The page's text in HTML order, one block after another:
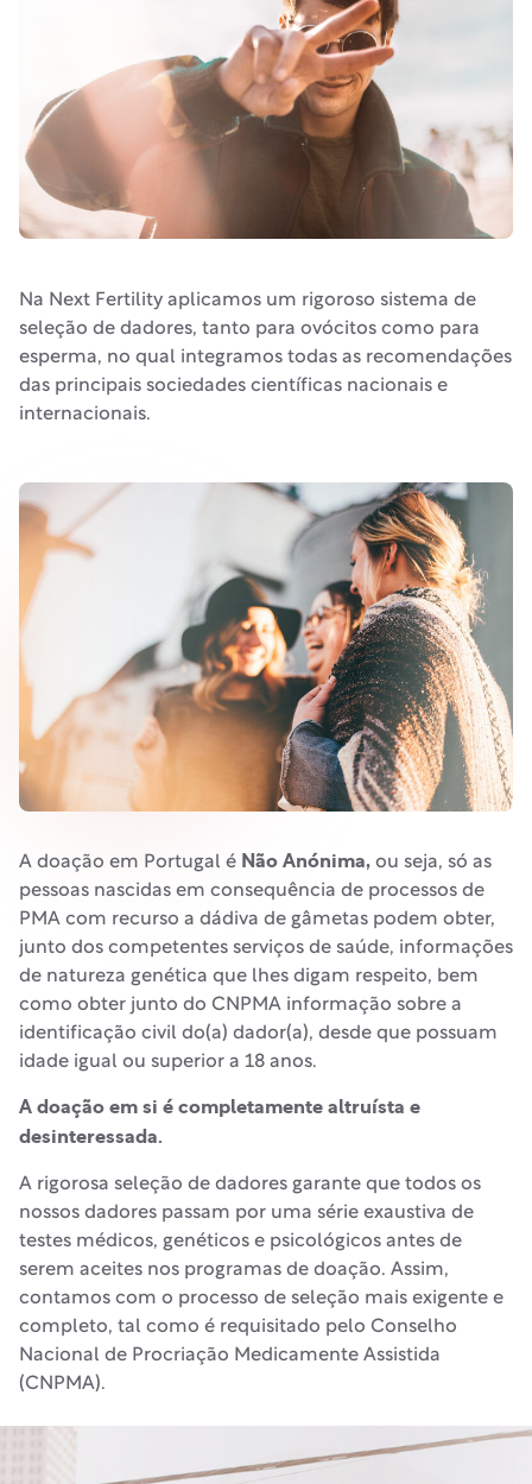
Na Next Fertility aplicamos um rigoroso sistema de
seleção de dadores, tanto para ovócitos como para
esperma, no qual integramos todas as recomendações
das principais sociedades científicas nacionais e
internacionais.
A doação em Portugal é Não Anónima, ou seja, só as
pessoas nascidas em consequência de processos de
PMA com recurso a dádiva de gâmetas podem obter,
junto dos competentes serviços de saúde, informações
de natureza genética que lhes digam respeito, bem
como obter junto do CNPMA informação sobre a
identificação civil do(a) dador(a), desde que possuam
idade igual ou superior a 18 anos.
A doação em si é completamente altruísta e
desinteressada.
A rigorosa seleção de dadores garante que todos os
nossos dadores passam por uma série exaustiva de
testes médicos, genéticos e psicológicos antes de
serem aceites nos programas de doação. Assim,
contamos com o processo de seleção mais exigente e
completo, tal como é requisitado pelo Conselho
Nacional de Procriação Medicamente Assistida
(CNPMA).